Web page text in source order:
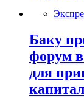
Баку
форум
для